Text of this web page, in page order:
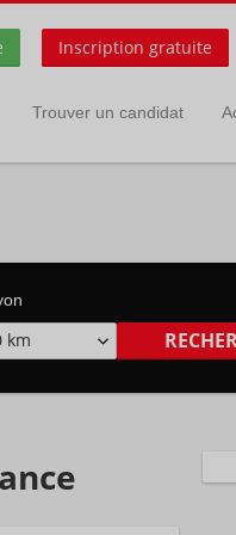
Trouver un candidat
Inscription gratuite
km